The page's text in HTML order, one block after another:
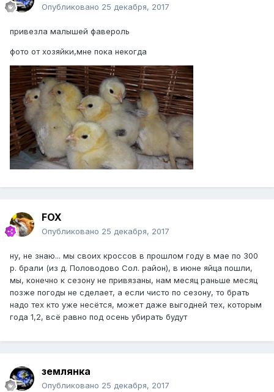
Опубликовано 25 декабря, 2017
привезла малышей фавероль
фото от хозяйки,мне пока некогда
FOX
Опубликовано 25 декабря, 2017
ну, не знаю... мы своих кроссов в прошлом году в мае по 300
р. брали (из д. Половодово Сол. район), в июне яйца пошли,
мы, конечно к сезону не привязаны, нам месяц раньше месяц
позже погоды не сделает, а если чисто по сезону, то брать
надо тех кто уже несётся, может даже выгодней тех, которым
года 1,2, всё равно под осень убирать будут
землянка
Опубликовано 25 декабря, 2017